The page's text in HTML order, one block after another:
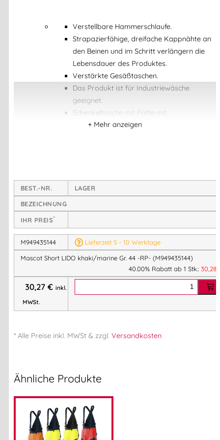
Verstellbare Hammerschlaufe.
Strapazierfähige, dreifache Kappnähte an
den Beinen und im Schritt verlängern die
Lebensdauer des Produktes.
Verstärkte Gesäßtaschen.
Das Produkt ist für Industriewäsche
geeignet.
Schenkeltasche mit Patte mit
Klettverschluss.
Patte und Klettverschluss. Zweifarbig.
Zollstocktasche. Dreifache Kappnähte an den
Beinen und im Schritt.
Materialien:65% Polyester/35% Baumwolle
Größe :44
Kategorien:SALE,Shorts ,
Berufsbekleidung
Hersteller:
Silkeborgvej 14
Mehr Information E-Mail: info@bannenberg.at
BEST.-NR.
LAGER
BEZEICHNUNG
IHR PREIS*
M949435144
Lieferzeit 5 - 10 Werktage
Mascot Short LIDO khaki/marine Gr. 44 -RP- (M949435144)
40.00% Rabatt ab 1 Stk.: 30,28
30,27 € inkl.
MWSt.
* Alle Preise inkl. MWSt & zzgl. Versandkosten
Ähnliche Produkte